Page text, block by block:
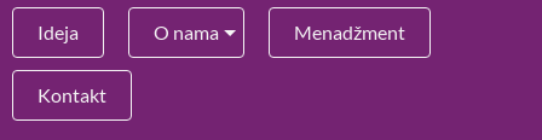
Ideja O nama Menadžment
Kontakt